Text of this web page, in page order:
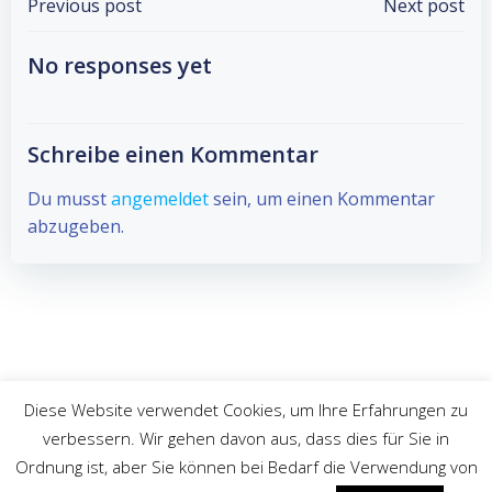
Post
navigation
Previous post Next post
No responses yet
Schreibe einen Kommentar
Du musstangemeldetsein, um einen Kommentar
abzugeben.
© 2026 Athalon e.V.. Created for free using WordPress
and Colibri
Diese Website verwendet Cookies, um Ihre Erfahrungen zu
verbessern. Wir gehen davon aus, dass dies für Sie in
Ordnung ist, aber Sie können bei Bedarf die Verwendung von